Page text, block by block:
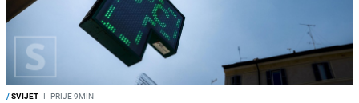
/SVIJET I PRIJE 9MIN